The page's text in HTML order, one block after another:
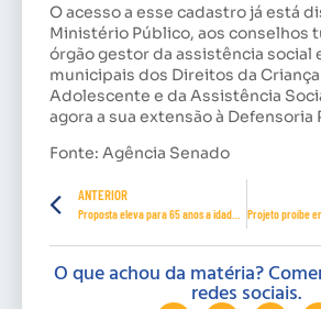
O acesso a esse cadastro já está
Ministério Público, aos conselhos
órgão gestor da assistência social
municipais dos Direitos da
Adolescente e da Assistência
agora a sua extensão à Defensoria
Fonte: Agência Senado
ANTERIOR
O que achou da matéria?
redes sociais.